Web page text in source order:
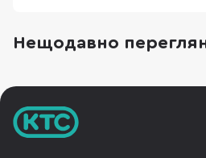
яскравішими.
кадрів забезпечує
Нещодавно